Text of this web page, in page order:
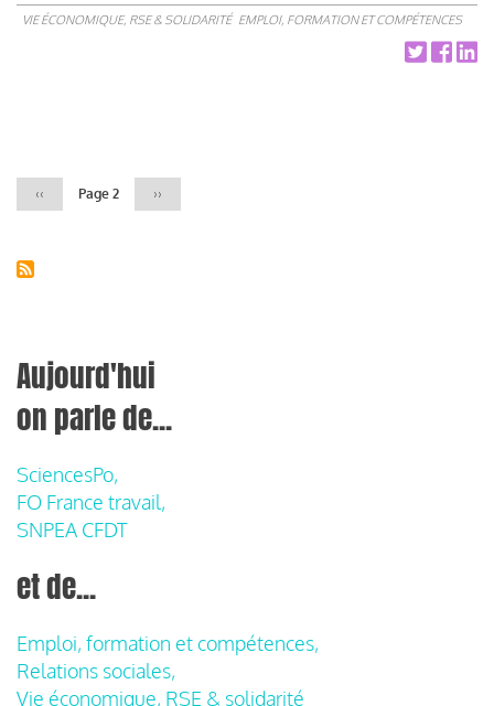
VIE ÉCONOMIQUE, RSE & SOLIDARITÉ EMPLOI, FORMATION ET COMPÉTENCES
Page
précédente
‹‹ Page 2
Page
››
Aujourd'hui
on parle de...
SciencesPo,
FO France travail,
SNPEA CFDT
et de...
Emploi, formation et compétences,
Relations sociales,
Vie économique, RSE & solidarité